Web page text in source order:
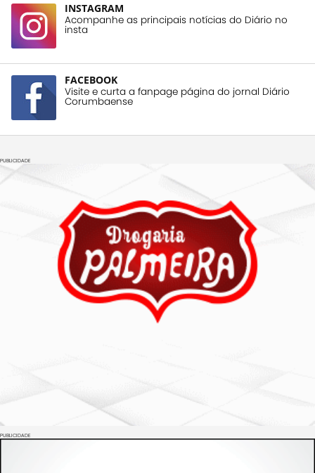
INSTAGRAM
Acompanhe as principais notícias do Diário no
insta
FACEBOOK
Visite e curta a fanpage página do jornal Diário
Corumbaense
PUBLICIDADE
PUBLICIDADE